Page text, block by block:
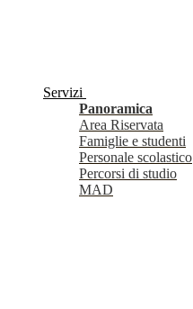
Servizi
Panoramica
Area Riservata
Famiglie e studenti
Personale scolastico
Percorsi di studio
MAD